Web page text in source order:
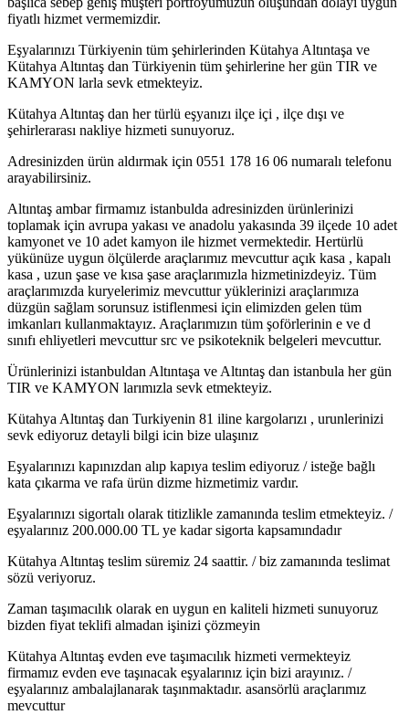
fiyatlı hizmet vermemizdir.
Eşyalarınızı Türkiyenin tüm şehirlerinden Kütahya Altıntaşa ve
Kütahya Altıntaş dan Türkiyenin tüm şehirlerine her gün TIR ve
KAMYON larla sevk etmekteyiz.
Kütahya Altıntaş dan her türlü eşyanızı ilçe içi , ilçe dışı ve
şehirlerarası nakliye hizmeti sunuyoruz.
Adresinizden ürün aldırmak için 0551 178 16 06 numaralı telefonu
arayabilirsiniz.
Altıntaş ambar firmamız istanbulda adresinizden ürünlerinizi
toplamak için avrupa yakası ve anadolu yakasında 39 ilçede 10 adet
kamyonet ve 10 adet kamyon ile hizmet vermektedir. Hertürlü
yükünüze uygun ölçülerde araçlarımız mevcuttur açık kasa , kapalı
kasa , uzun şase ve kısa şase araçlarımızla hizmetinizdeyiz. Tüm
araçlarımızda kuryelerimiz mevcuttur yüklerinizi araçlarımıza
düzgün sağlam sorunsuz istiflenmesi için elimizden gelen tüm
imkanları kullanmaktayız. Araçlarımızın tüm şoförlerinin e ve d
sınıfı ehliyetleri mevcuttur src ve psikoteknik belgeleri mevcuttur.
Ürünlerinizi istanbuldan Altıntaşa ve Altıntaş dan istanbula her gün
TIR ve KAMYON larımızla sevk etmekteyiz.
Kütahya Altıntaş dan Turkiyenin 81 iline kargolarızı , urunlerinizi
sevk ediyoruz detayli bilgi icin bize ulaşınız
Eşyalarınızı kapınızdan alıp kapıya teslim ediyoruz / isteğe bağlı
kata çıkarma ve rafa ürün dizme hizmetimiz vardır.
Eşyalarınızı sigortalı olarak titizlikle zamanında teslim etmekteyiz. /
eşyalarınız 200.000.00 TL ye kadar sigorta kapsamındadır
Kütahya Altıntaş teslim süremiz 24 saattir. / biz zamanında teslimat
sözü veriyoruz.
Zaman taşımacılık olarak en uygun en kaliteli hizmeti sunuyoruz
bizden fiyat teklifi almadan işinizi çözmeyin
Kütahya Altıntaş evden eve taşımacılık hizmeti vermekteyiz
firmamız evden eve taşınacak eşyalarınız için bizi arayınız. /
eşyalarınız ambalajlanarak taşınmaktadır. asansörlü araçlarımız
mevcuttur